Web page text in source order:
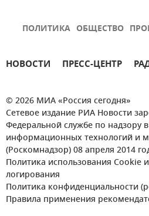
ПОЛИТИКА ОБЩЕСТВО
НОВОСТИ ПРЕСС-ЦЕНТР
© 2026 МИА «Россия сегодня»
Сетевое издание РИА Новости
Федеральной службе по надзору
информационных технологий и
(Роскомнадзор) 08 апреля 2014
Политика использования Cookie
логирования
Политика конфиденциальности
Правила применения